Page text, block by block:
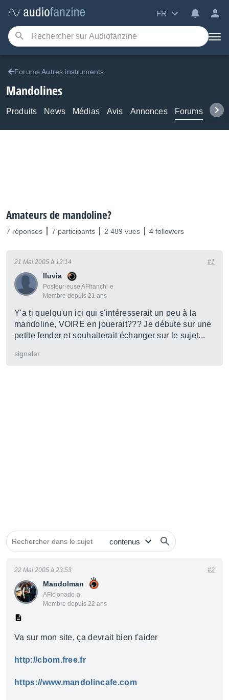
FR
Forums Autres instruments
Mandolines
Produits News Médias Avis Annonces Forums
Amateurs de mandoline?
7 réponses 7 participants 2 489 vues 4 followers
lluvia
Posteur·euse AFfranchi·e
Membre depuis 21 ans
21 Mai 2005 à 12:14 #1
Y'a ti quelqu'un ici qui s'intéresserait un peu à la
mandoline, VOIRE en jouerait??? Je débute sur une
petite fender et souhaiterait échanger sur le sujet...
signaler
Mandolman
AFicionado·a
Membre depuis 22 ans
22 Mai 2005 à 23:53 #2
Va sur mon site, ça devrait bien t'aider
http://cbom.free.fr
https://www.mandolincafe.com